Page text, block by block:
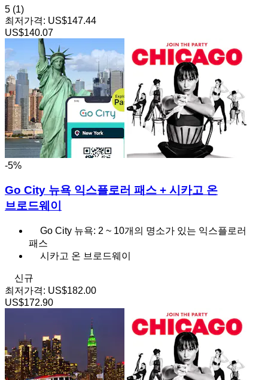
5 (1)
최저가격: US$147.44
US$140.07
-5%
Go City 뉴욕 익스플로러 패스 + 시카고 온
브로드웨이
Go City 뉴욕: 2 ~ 10개의 명소가 있는 익스플로러
패스
시카고 온 브로드웨이
신규
최저가격: US$182.00
US$172.90